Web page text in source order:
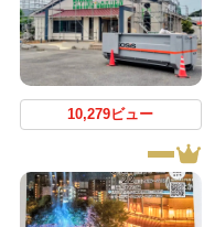
10,279ビュー